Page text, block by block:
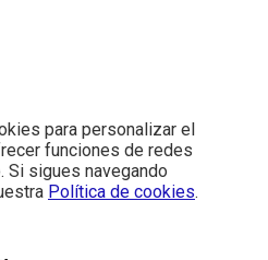
para personalizar el
funciones de redes
Si sigues navegando
Política de cookies.